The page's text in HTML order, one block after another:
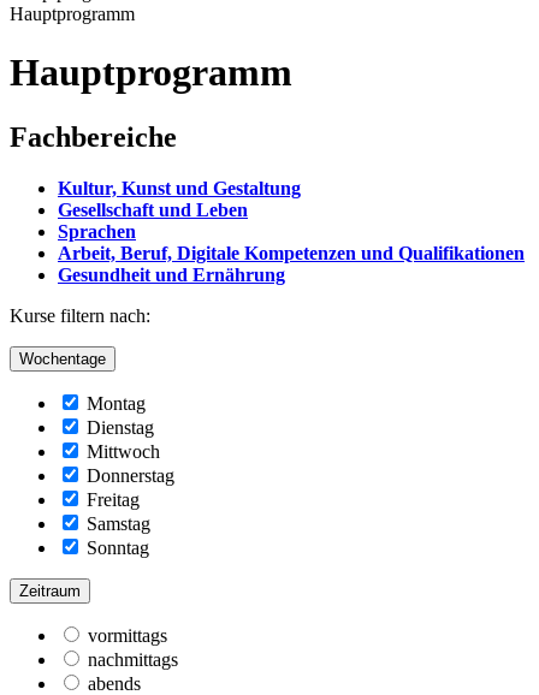
Hauptprogramm
Hauptprogramm
Fachbereiche
Kultur, Kunst und Gestaltung
Gesellschaft und Leben
Sprachen
Arbeit, Beruf, Digitale Kompetenzen und Qualifikationen
Gesundheit und Ernährung
Kurse filtern nach:
Wochentage
Montag
Dienstag
Mittwoch
Donnerstag
Freitag
Samstag
Sonntag
Zeitraum
vormittags
nachmittags
abends